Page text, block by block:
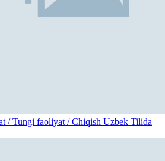
/ Tungi faoliyat / Chiqish Uzbek Tilida